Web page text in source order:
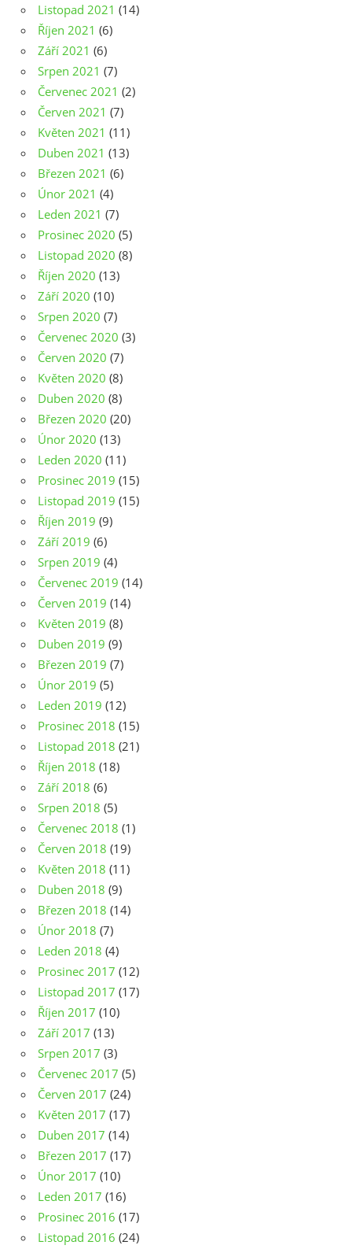
Listopad 2021 (14)
Říjen 2021 (6)
Září 2021 (6)
Srpen 2021 (7)
Červenec 2021 (2)
Červen 2021 (7)
Květen 2021 (11)
Duben 2021 (13)
Březen 2021 (6)
Únor 2021 (4)
Leden 2021 (7)
Prosinec 2020 (5)
Listopad 2020 (8)
Říjen 2020 (13)
Září 2020 (10)
Srpen 2020 (7)
Červenec 2020 (3)
Červen 2020 (7)
Květen 2020 (8)
Duben 2020 (8)
Březen 2020 (20)
Únor 2020 (13)
Leden 2020 (11)
Prosinec 2019 (15)
Listopad 2019 (15)
Říjen 2019 (9)
Září 2019 (6)
Srpen 2019 (4)
Červenec 2019 (14)
Červen 2019 (14)
Květen 2019 (8)
Duben 2019 (9)
Březen 2019 (7)
Únor 2019 (5)
Leden 2019 (12)
Prosinec 2018 (15)
Listopad 2018 (21)
Říjen 2018 (18)
Září 2018 (6)
Srpen 2018 (5)
Červenec 2018 (1)
Červen 2018 (19)
Květen 2018 (11)
Duben 2018 (9)
Březen 2018 (14)
Únor 2018 (7)
Leden 2018 (4)
Prosinec 2017 (12)
Listopad 2017 (17)
Říjen 2017 (10)
Září 2017 (13)
Srpen 2017 (3)
Červenec 2017 (5)
Červen 2017 (24)
Květen 2017 (17)
Duben 2017 (14)
Březen 2017 (17)
Únor 2017 (10)
Leden 2017 (16)
Prosinec 2016 (17)
Listopad 2016 (24)